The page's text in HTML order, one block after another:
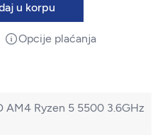
u korpu
Opcije plaćanja
AM4 Ryzen 5 5500 3.6GHz